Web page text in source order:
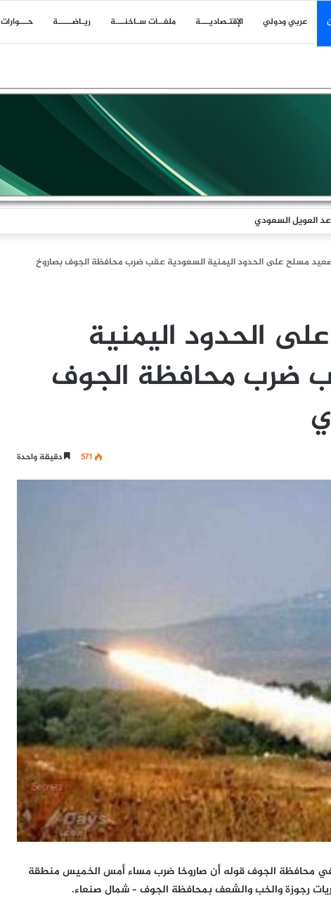
عربي ودولي اﻹقتـصاديـــة ملفــات سـاخنـــة ريـاضـــــة حـــوارات
العدو السعودي عقب ضربة الرويك والعبر والثنية والوديعة
مسلح على الحدود اليمنية السعودية عقب ضرب محافظة الجوف بصاروخ
الحدود اليمنية
ضرب محافظة الجوف
571 دقيقة واحدة
محافظة الجوف قوله أن صاروخا ضرب مساء أمس الخميس منطقة
رجوزة والخب والشعف بمحافظة الجوف – شمال صنعاء.